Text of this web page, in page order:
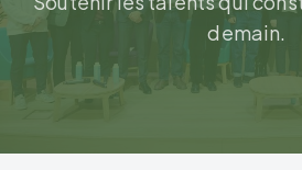
demain.